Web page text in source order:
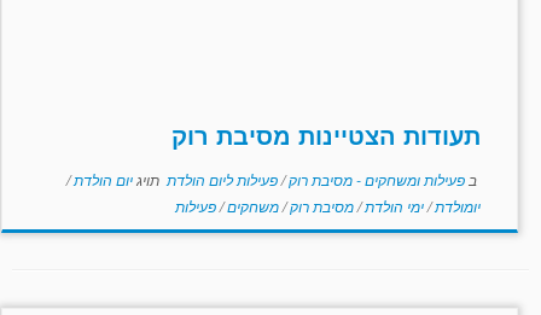
תעודות הצטיינות מסיבת רוק
ב פעילות ומשחקים - מסיבת רוק/פעילות ליום הולדת תויגיום הולדת/
יומולדת/ימי הולדת/מסיבת רוק/משחקים/פעילות